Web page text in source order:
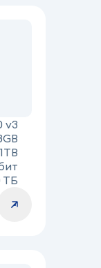
v3
ТБ